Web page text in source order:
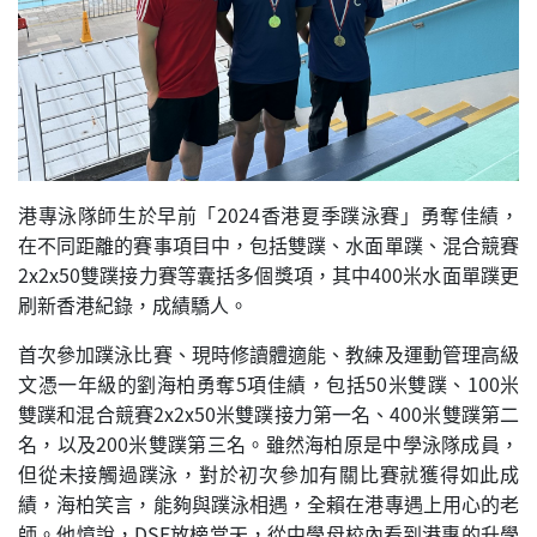
港專泳隊師生於早前「2024香港夏季蹼泳賽」勇奪佳績，
在不同距離的賽事項目中，包括雙蹼、水面單蹼、混合競賽
2x2x50雙蹼接力賽等囊括多個獎項，其中400米水面單蹼更
刷新香港紀錄，成績驕人。
首次參加蹼泳比賽、現時修讀體適能、教練及運動管理高級
文憑一年級的劉海柏勇奪5項佳績，包括50米雙蹼、100米
雙蹼和混合競賽2x2x50米雙蹼接力第一名、400米雙蹼第二
名，以及200米雙蹼第三名。雖然海柏原是中學泳隊成員，
但從未接觸過蹼泳，對於初次參加有關比賽就獲得如此成
績，海柏笑言，能夠與蹼泳相遇，全賴在港專遇上用心的老